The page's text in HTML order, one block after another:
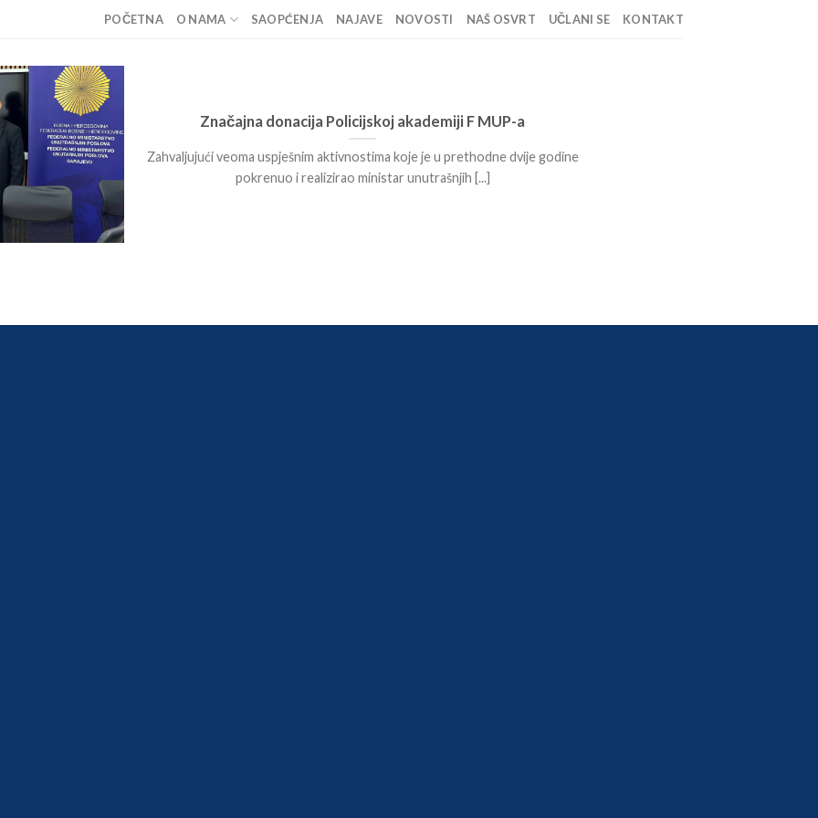
POČETNA O NAMA SAOPĆENJA NAJAVE NOVOSTI NAŠ OSVRT UČLANI SE KONTAKT
Značajna donacija Policijskoj akademiji F MUP-a
Zahvaljujući veoma uspješnim aktivnostima koje je u prethodne dvije godine
pokrenuo i realizirao ministar unutrašnjih [...]